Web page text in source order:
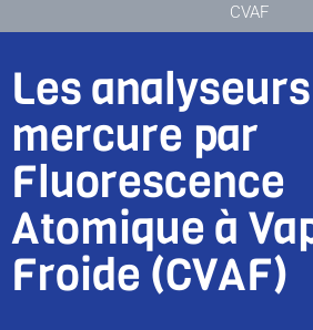
CVAF
Les
mercure par
Fluorescence
Atomique à
Froide (CVAF)